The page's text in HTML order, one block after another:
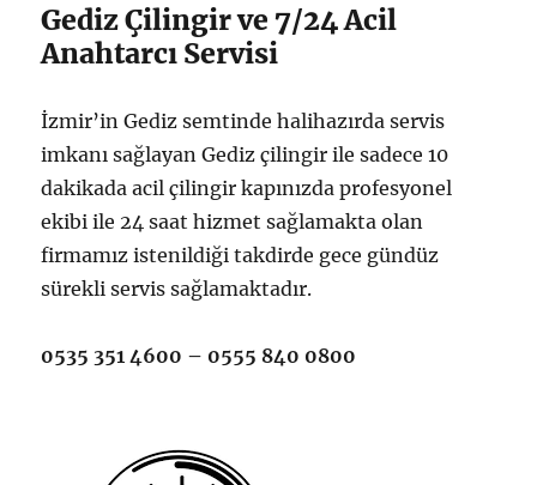
Gediz Çilingir ve 7/24 Acil
Anahtarcı Servisi
İzmir’in Gediz semtinde halihazırda servis
imkanı sağlayan Gediz çilingir ile sadece 10
dakikada acil çilingir kapınızda profesyonel
ekibi ile 24 saat hizmet sağlamakta olan
firmamız istenildiği takdirde gece gündüz
sürekli servis sağlamaktadır.
0535 351 4600 – 0555 840 0800